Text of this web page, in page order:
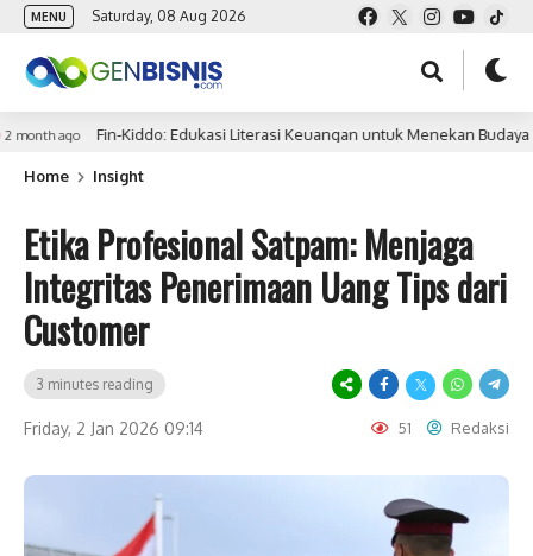
MENU Saturday, 08 Aug 2026
Fin-Kiddo: Edukasi Literasi Keuangan untuk Menekan Budaya
Home Insight
Etika Profesional Satpam: Menjaga
Integritas Penerimaan Uang Tips dari
Customer
3 minutes reading
Friday, 2 Jan 2026 09:14 51 Redaksi